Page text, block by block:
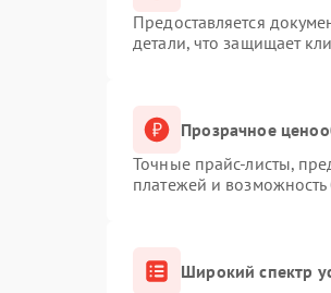
Предоставляется
детали, что защищает
Прозрачное
Точные прайс-листы,
платежей и
Широкий спектр